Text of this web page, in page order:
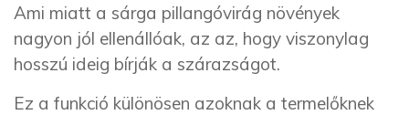
Ami miatt a sárga pillangóvirág növények
nagyon jól ellenállóak, az az, hogy viszonylag
hosszú ideig bírják a szárazságot.
Ez a funkció különösen azoknak a termelőknek